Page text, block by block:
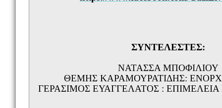
ΣΥΝΤΕΛΕΣΤΕΣ:
ΝΑΤΑΣΣΑ ΜΠΟΦΙΛΙΟΥ
ΘΕΜΗΣ ΚΑΡΑΜΟΥΡΑΤΙΔΗΣ:
ΓΕΡΑΣΙΜΟΣ ΕΥΑΓΓΕΛΑΤΟΣ :